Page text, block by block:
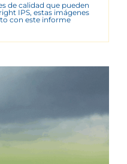
de calidad que pueden
IPS, estas imágenes
con este informe